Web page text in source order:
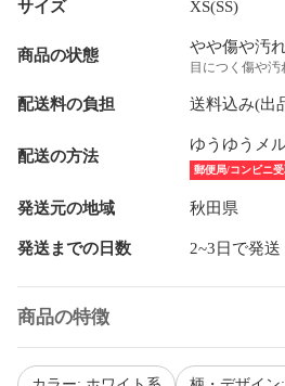
サイズ XS(SS)
商品の状態 やや傷や汚
目につく傷や汚
配送料の負担 送料込み(出
配送の方法
ゆうゆうメ
郵便局/コンビニ受
発送元の地域 秋田県
発送までの日数 2~3日で発送
商品の特徴